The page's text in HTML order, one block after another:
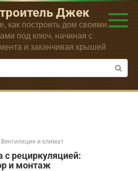
Джек
как построить дом своими
под ключ, начиная с
и заканчивая крышей
Вентиляция и климат
рециркуляцией:
и монтаж